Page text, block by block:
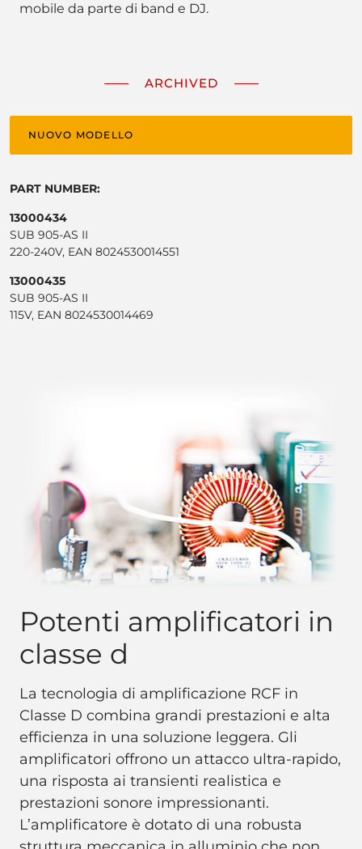
mobile da parte di band e DJ.
ARCHIVED
NUOVO MODELLO
PART NUMBER:
13000434
SUB 905-AS II
220-240V, EAN 8024530014551
13000435
SUB 905-AS II
115V, EAN 8024530014469
Potenti amplificatori in
classe d
La tecnologia di amplificazione RCF in
Classe D combina grandi prestazioni e alta
efficienza in una soluzione leggera. Gli
amplificatori offrono un attacco ultra-rapido,
una risposta ai transienti realistica e
prestazioni sonore impressionanti.
L’amplificatore è dotato di una robusta